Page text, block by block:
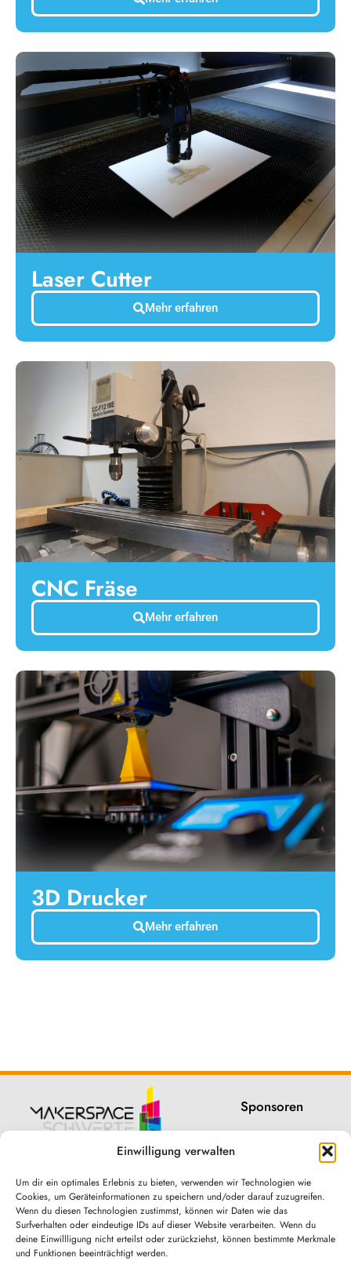
Einwilligung verwalten
Um dir ein optimales Erlebnis zu bieten, verwenden wir Technologien wie
Cookies, um Geräteinformationen zu speichern und/oder darauf zuzugreifen.
Wenn du diesen Technologien zustimmst, können wir Daten wie das
Surfverhalten oder eindeutige IDs auf dieser Website verarbeiten. Wenn du
deine Einwillligung nicht erteilst oder zurückziehst, können bestimmte Merkmale
und Funktionen beeinträchtigt werden.
Laser Cutter
Mehr erfahren
CNC Fräse
Mehr erfahren
3D Drucker
Mehr erfahren
Sponsoren
Satzung
Impressum